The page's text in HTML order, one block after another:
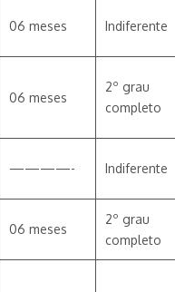
06 meses Indiferente
06 meses
2º grau
completo
————- Indiferente
06 meses
2º grau
completo